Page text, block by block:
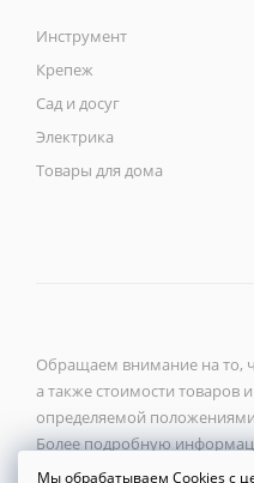
Инструмент
Крепеж
Сад и досуг
Электрика
Товары для дома
Обращаем внимание на то,
а также стоимости товаров
определяемой положениями
Более подробную
Мы обрабатываем Cookies с